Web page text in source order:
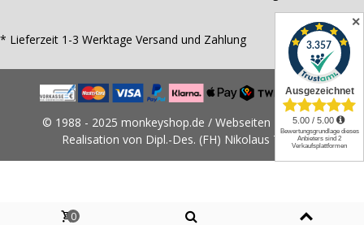
✕
* Lieferzeit 1-3 Werktage Versand und Zahlung
© 1988 - 2025 monkeyshop.de / Webseiten Design &
Realisation von Dipl.-Des. (FH) Nikolaus Tams
0